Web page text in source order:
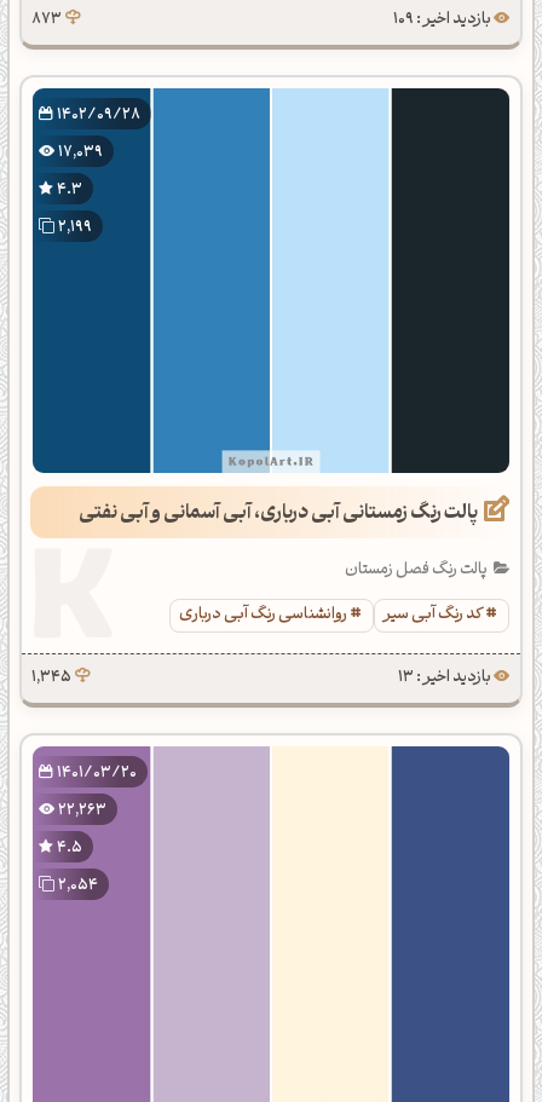
بازدید اخیر : 109 873
1402/09/28
17,039
4.3
2,199
پالت رنگ زمستانی آبی درباری، آبی آسمانی و آبی نفتی
پالت رنگ فصل زمستان
کد رنگ آبی سیر
روانشناسی رنگ آبی درباری
بازدید اخیر : 13 1,345
1401/03/20
22,263
4.5
2,054